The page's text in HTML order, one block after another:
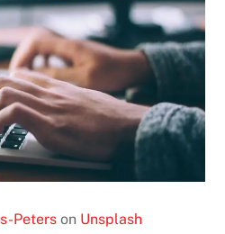
Peters on Unsplash